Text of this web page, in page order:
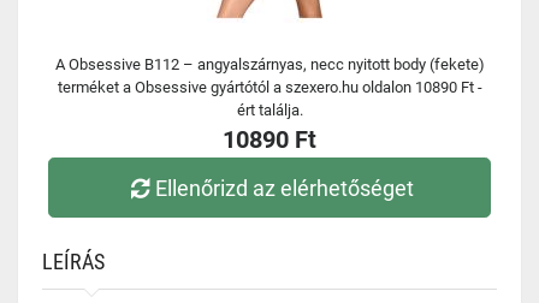
A Obsessive B112 – angyalszárnyas, necc nyitott body (fekete)
terméket a Obsessive gyártótól a szexero.hu oldalon 10890 Ft -
ért találja.
10890 Ft
Ellenőrizd az elérhetőséget
LEÍRÁS